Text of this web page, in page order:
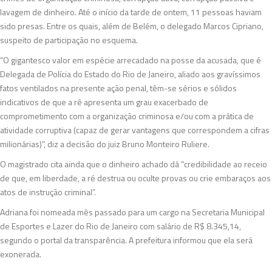
lavagem de dinheiro. Até o início da tarde de ontem, 11 pessoas haviam
sido presas. Entre os quais, além de Belém, o delegado Marcos Cipriano,
suspeito de participação no esquema.
“O gigantesco valor em espécie arrecadado na posse da acusada, que é
Delegada de Polícia do Estado do Rio de Janeiro, aliado aos gravíssimos
fatos ventilados na presente ação penal, têm-se sérios e sólidos
indicativos de que a ré apresenta um grau exacerbado de
comprometimento com a organização criminosa e/ou com a prática de
atividade corruptiva (capaz de gerar vantagens que correspondem a cifras
milionárias)”, diz a decisão do juiz Bruno Monteiro Ruliere.
O magistrado cita ainda que o dinheiro achado dá “credibilidade ao receio
de que, em liberdade, a ré destrua ou oculte provas ou crie embaraços aos
atos de instrução criminal”.
Adriana foi nomeada mês passado para um cargo na Secretaria Municipal
de Esportes e Lazer do Rio de Janeiro com salário de R$ 8.345,14,
segundo o portal da transparência. A prefeitura informou que ela será
exonerada.